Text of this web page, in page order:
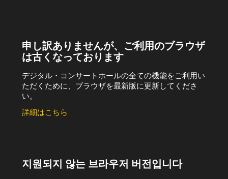
申し訳ありませんが、ご利用のブラウザ
は古くなっております
デジタル・コンサートホールの全ての機能をご利用い
ただくために、ブラウザを最新版に更新してくださ
い。
詳細はこちら
지원되지 않는 브라우저 버전입니다